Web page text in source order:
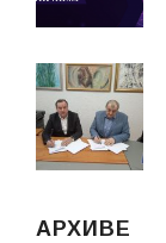
АРХИВЕ